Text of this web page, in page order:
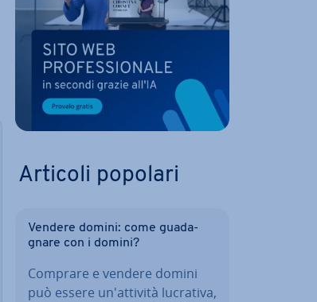
Articoli popolari
Vendere domini: come gua­da­
gna­re con i domini?
Comprare e vendere domini
può essere un'at­ti­vi­tà lucrativa,